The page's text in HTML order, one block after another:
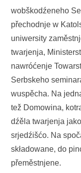
wobškodźeneho
přechodnje w
uniwersity
twarjenja,
nawróćenje
Serbskeho
wuspěcha. Na
tež Domowina,
dźěla twarjenja
srjedźišćo. Na
składowane, do
přeměstnjene.